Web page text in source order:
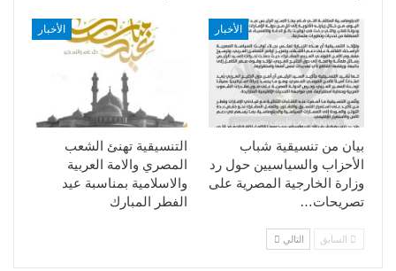
الأخبار
التنسيقية تهنئ الشعب
المصري والامة العربية
والاسلامية بمناسبة عيد
الفطر المبارك
الأخبار
بيان من تنسيقية شباب
الأحزاب والسياسيين حول رد
وزارة الخارجية المصرية على
تصريحات…
السابق التالي